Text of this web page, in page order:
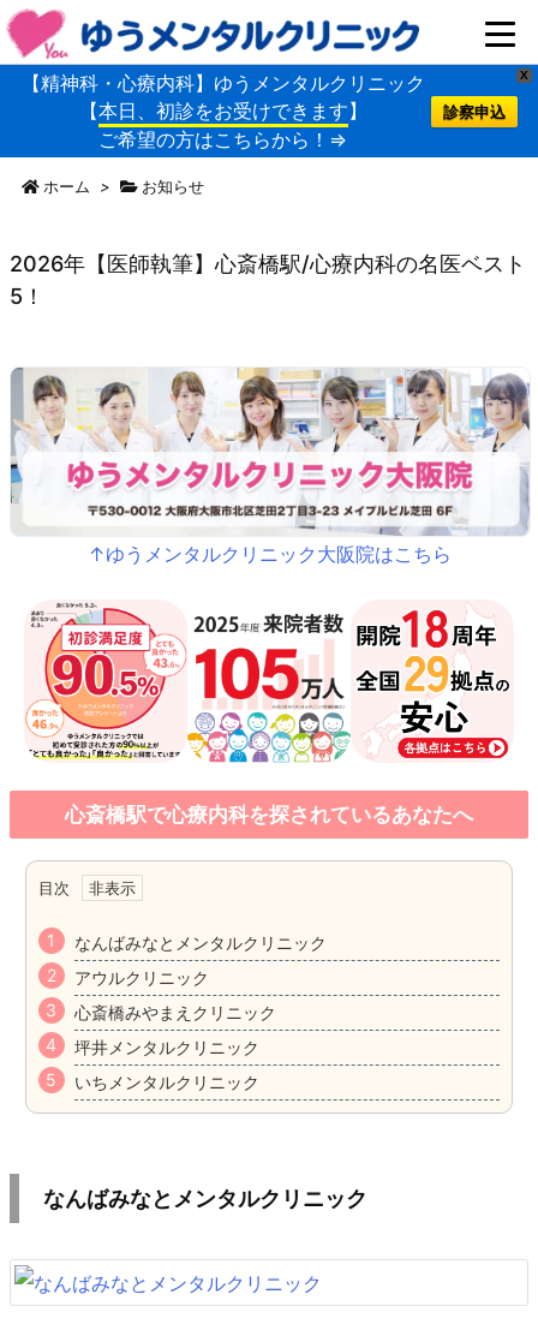
X
【精神科・心療内科】ゆうメンタルクリニック
【本日、初診をお受けできます】
ご希望の方はこちらから！⇒
診察申込
ホーム > お知らせ
2026年【医師執筆】心斎橋駅/心療内科の名医ベスト
5！
↑ゆうメンタルクリニック大阪院はこちら
心斎橋駅で心療内科を探されているあなたへ
目次
なんばみなとメンタルクリニック
アウルクリニック
心斎橋みやまえクリニック
坪井メンタルクリニック
いちメンタルクリニック
なんばみなとメンタルクリニック